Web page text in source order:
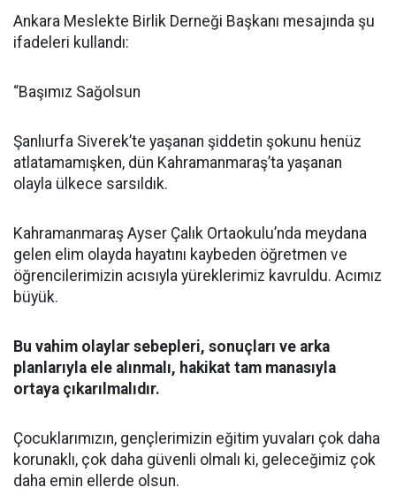
Ankara Meslekte Birlik Derneği Başkanı mesajında şu
ifadeleri kullandı:
“Başımız Sağolsun
Şanlıurfa Siverek’te yaşanan şiddetin şokunu henüz
atlatamamışken, dün Kahramanmaraş’ta yaşanan
olayla ülkece sarsıldık.
Kahramanmaraş Ayser Çalık Ortaokulu’nda meydana
gelen elim olayda hayatını kaybeden öğretmen ve
öğrencilerimizin acısıyla yüreklerimiz kavruldu. Acımız
büyük.
Bu vahim olaylar sebepleri, sonuçları ve arka
planlarıyla ele alınmalı, hakikat tam manasıyla
ortaya çıkarılmalıdır.
Çocuklarımızın, gençlerimizin eğitim yuvaları çok daha
korunaklı, çok daha güvenli olmalı ki, geleceğimiz çok
daha emin ellerde olsun.